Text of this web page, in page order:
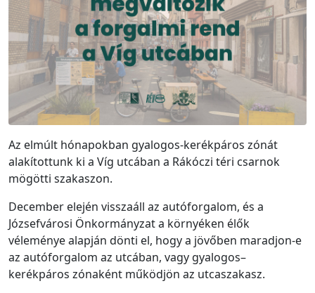
Az elmúlt hónapokban gyalogos-kerékpáros zónát
alakítottunk ki a Víg utcában a Rákóczi téri csarnok
mögötti szakaszon.
December elején visszaáll az autóforgalom, és a
Józsefvárosi Önkormányzat a környéken élők
véleménye alapján dönti el, hogy a jövőben maradjon-e
az autóforgalom az utcában, vagy gyalogos–
kerékpáros zónaként működjön az utcaszakasz.